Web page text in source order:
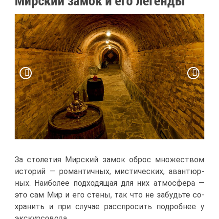
За сто­ле­тия Мир­ский за­мок об­рос мно­же­ством
ис­то­рий — ро­ман­тич­ных, ми­сти­че­ских, аван­тюр­
ных. Наи­бо­лее под­хо­дя­щая для них ат­мо­сфе­ра —
это сам Мир и его сте­ны, так что не за­будь­те со­
хра­нить и при слу­чае рас­спро­сить по­дроб­нее у